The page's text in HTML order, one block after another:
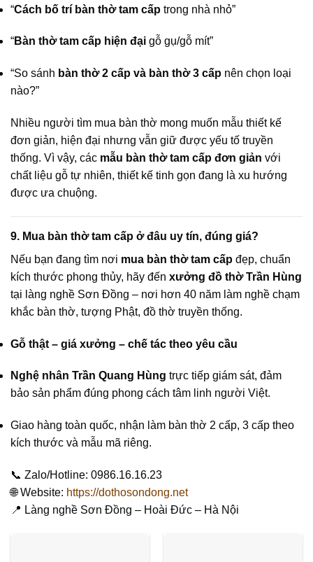
“Cách bố trí bàn thờ tam cấp trong nhà nhỏ”
“Bàn thờ tam cấp hiện đại gỗ gụ/gỗ mít”
“So sánh bàn thờ 2 cấp và bàn thờ 3 cấp nên chọn loại
nào?”
Nhiều người tìm mua bàn thờ mong muốn mẫu thiết kế
đơn giản, hiện đại nhưng vẫn giữ được yếu tố truyền
thống. Vì vậy, các mẫu bàn thờ tam cấp đơn giản với
chất liệu gỗ tự nhiên, thiết kế tinh gọn đang là xu hướng
được ưa chuộng.
9. Mua bàn thờ tam cấp ở đâu uy tín, đúng giá?
Nếu bạn đang tìm nơi mua bàn thờ tam cấp đẹp, chuẩn
kích thước phong thủy, hãy đến xưởng đồ thờ Trần Hùng
tại làng nghề Sơn Đồng – nơi hơn 40 năm làm nghề chạm
khắc bàn thờ, tượng Phật, đồ thờ truyền thống.
Gỗ thật – giá xưởng – chế tác theo yêu cầu
Nghệ nhân Trần Quang Hùng trực tiếp giám sát, đảm
bảo sản phẩm đúng phong cách tâm linh người Việt.
Giao hàng toàn quốc, nhận làm bàn thờ 2 cấp, 3 cấp theo
kích thước và mẫu mã riêng.
📞 Zalo/Hotline: 0986.16.16.23
🌐 Website: https://dothosondong.net
📍 Làng nghề Sơn Đồng – Hoài Đức – Hà Nội